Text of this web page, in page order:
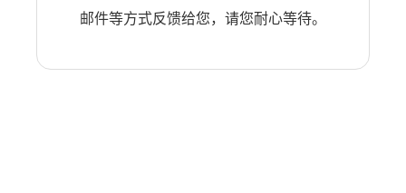
邮件等方式反馈给您，请您耐心等待。